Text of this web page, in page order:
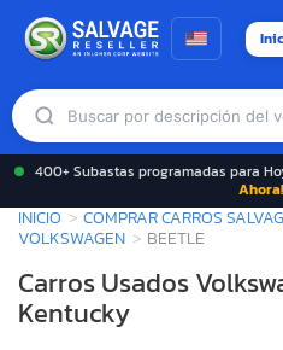
400+ Subastas programadas para
INICIO COMPRAR CARROS
VOLKSWAGEN
BEETLE
Carros Usados
Kentucky